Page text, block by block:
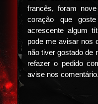
francês, foram
coração que
acrescente algum
pode me avisar nos
não tiver gostado de
refazer o pedido
avise nos comentário.